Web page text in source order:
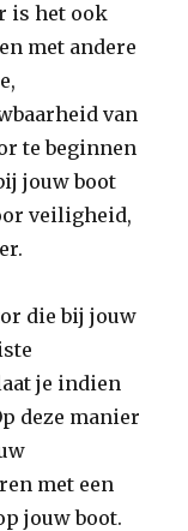
is het ook
met andere
van
te beginnen
jouw boot
veiligheid,
die bij jouw
je indien
deze manier
met een
jouw boot.